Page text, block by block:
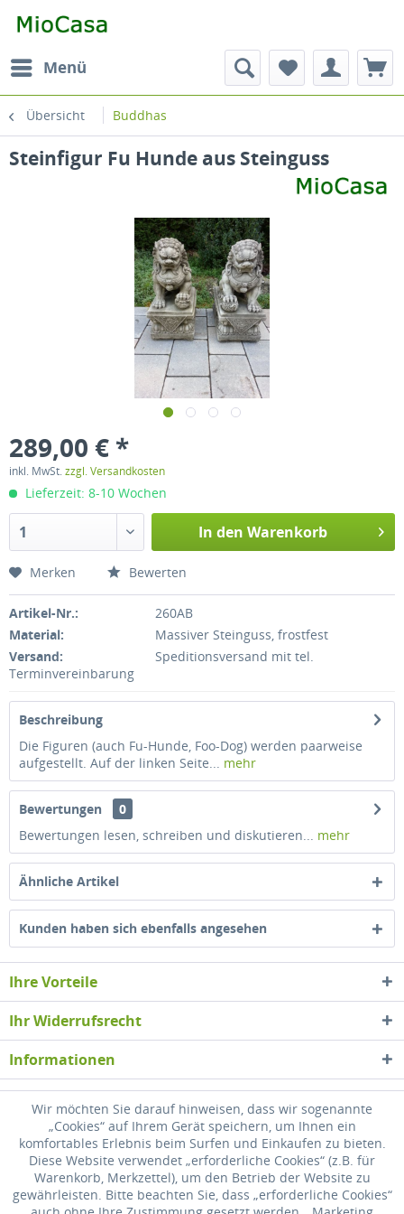
Menü
Übersicht Buddhas
Steinfigur Fu Hunde aus Steinguss
289,00 € *
inkl. MwSt.zzgl. Versandkosten
Lieferzeit: 8-10 Wochen
In den Warenkorb
Merken Bewerten
Artikel-Nr.:
260AB
Material:
Massiver Steinguss, frostfest
Versand:
Speditionsversand mit tel.
Terminvereinbarung
Beschreibung
Die Figuren (auch Fu-Hunde, Foo-Dog) werden paarweise
aufgestellt. Auf der linken Seite... mehr
Bewertungen
0
Bewertungen lesen, schreiben und diskutieren... mehr
Ähnliche Artikel
Kunden haben sich ebenfalls angesehen
Ihre Vorteile
Ihr Widerrufsrecht
Informationen
* Alle Preise inkl. gesetzl. Mehrwertsteuer zzgl.Versandkosten, wenn nicht
anders beschrieben
Widerrufsrecht Versandkosten Datenschutz Zahlung
Wir möchten Sie darauf hinweisen, dass wir sogenannte
„Cookies“ auf Ihrem Gerät speichern, um Ihnen ein
komfortables Erlebnis beim Surfen und Einkaufen zu bieten.
Diese Website verwendet „erforderliche Cookies“ (z.B. für
Warenkorb, Merkzettel), um den Betrieb der Website zu
gewährleisten. Bitte beachten Sie, dass „erforderliche Cookies“